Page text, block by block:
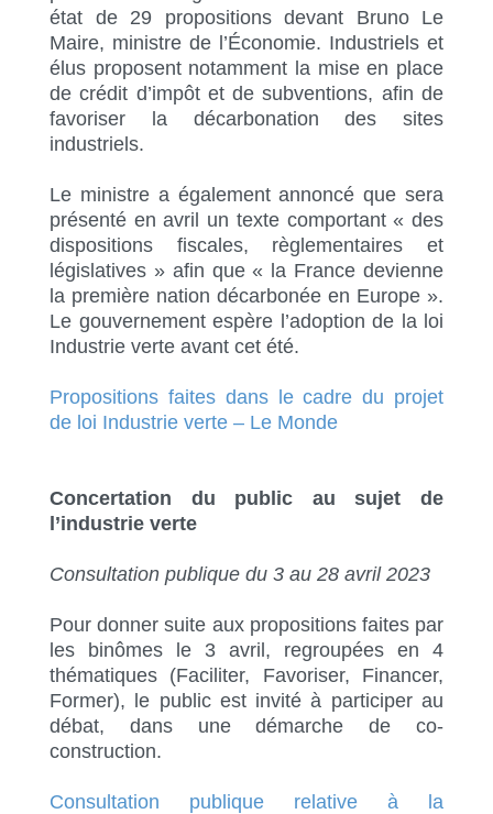
état de 29 propositions devant Bruno Le
Maire, ministre de l’Économie. Industriels et
élus proposent notamment la mise en place
de crédit d’impôt et de subventions, afin de
favoriser la décarbonation des sites
industriels.
Le ministre a également annoncé que sera
présenté en avril un texte comportant « des
dispositions fiscales, règlementaires et
législatives » afin que « la France devienne
la première nation décarbonée en Europe ».
Le gouvernement espère l’adoption de la loi
Industrie verte avant cet été.
Propositions faites dans le cadre du projet
de loi Industrie verte – Le Monde
Concertation du public au sujet de
l’industrie verte
Consultation publique du 3 au 28 avril 2023
Pour donner suite aux propositions faites par
les binômes le 3 avril, regroupées en 4
thématiques (Faciliter, Favoriser, Financer,
Former), le public est invité à participer au
débat, dans une démarche de co-
construction.
Consultation publique relative à la